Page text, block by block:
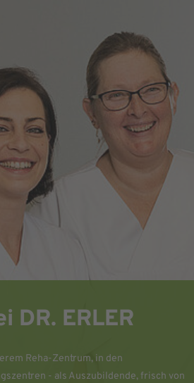
DR. ERLER
Reha-Zentrum, in den
- als Auszubildende, frisch von